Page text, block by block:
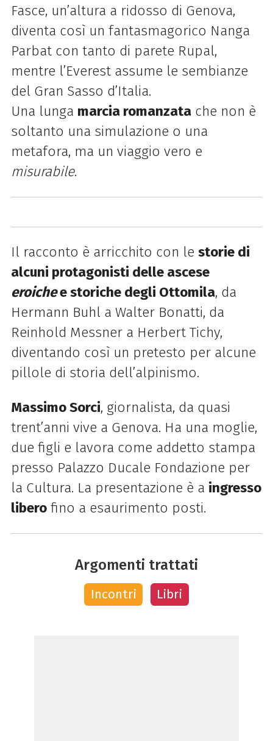
Fasce, un’altura a ridosso di Genova,
diventa così un fantasmagorico Nanga
Parbat con tanto di parete Rupal,
mentre l’Everest assume le sembianze
del Gran Sasso d’Italia.
Una lunga marcia romanzatache non è
soltanto una simulazione o una
metafora, ma un viaggio vero e
misurabile.
Il racconto è arricchito con le storie di
alcuni protagonisti delle ascese
eroichee storiche degli Ottomila, da
Hermann Buhl a Walter Bonatti, da
Reinhold Messner a Herbert Tichy,
diventando così un pretesto per alcune
pillole di storia dell’alpinismo.
Massimo Sorci, giornalista, da quasi
trent’anni vive a Genova. Ha una moglie,
due figli e lavora come addetto stampa
presso Palazzo Ducale Fondazione per
la Cultura. La presentazione è a ingresso
liberofino a esaurimento posti.
Argomenti trattati
Incontri Libri